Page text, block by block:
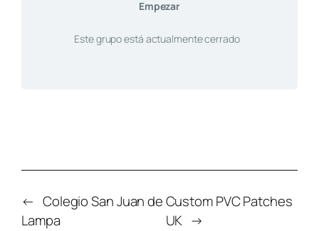
Empezar
Este grupo está actualmente cerrado
← Colegio San Juan de
Lampa
Custom PVC Patches
UK →